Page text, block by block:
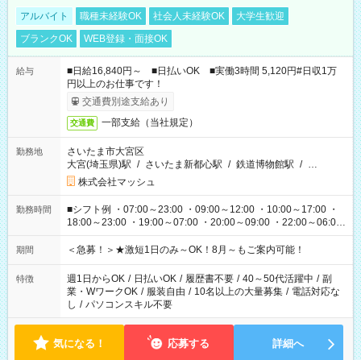
アルバイト 職種未経験OK 社会人未経験OK
大学生歓迎
ブランクOK
WEB登録・面接OK
給与
■日給16,840円～ ■日払いOK ■実働3時間 5,120円#日収1万
円以上のお仕事です！
交通費別途支給あり
交通費 一部支給（当社規定）
勤務地
さいたま市大宮区
大宮(埼玉県)駅 / さいたま新都心駅 / 鉄道博物館駅 / …
株式会社マッシュ
勤務時間
■シフト例 ・07:00～23:00 ・09:00～12:00 ・10:00～17:00 ・
18:00～23:00 ・19:00～07:00 ・20:00～09:00 ・22:00～06:00
etc ★最短3時間で5,120円のお仕事から／15時間で2万円近く稼
げるお仕事も！ ご希望のお時間に合わせてご紹介！ ※シフトは
ください！
期間 ＜急募！＞★激短1日のみ～OK！8月～もご案内可能！
特徴 週1日からOK / 日払いOK / 履歴書不要 / 40～50代活躍中 / 副
業・WワークOK / 服装自由 / 10名以上の大量募集 / 電話対応な
し / パソコンスキル不要
気になる！ 応募する 詳細へ